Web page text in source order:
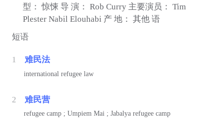
型： 惊悚 导 演： Rob Curry 主要演员： Tim
Plester Nabil Elouhabi 产 地： 其他 语
短语
1 难民法
international refugee law
2 难民营
refugee camp ; Umpiem Mai ; Jabalya refugee camp